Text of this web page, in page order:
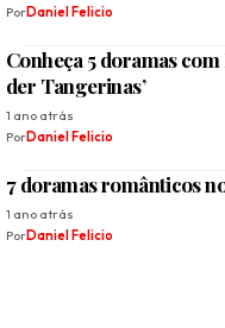
PorDaniel Felicio
Conheça 5 doramas com
der Tangerinas’
1 ano atrás
PorDaniel Felicio
7 doramas românticos
1 ano atrás
PorDaniel Felicio